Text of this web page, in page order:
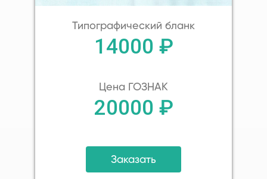
Типографический бланк
14000 ₽
Цена ГОЗНАК
20000 ₽
Заказать